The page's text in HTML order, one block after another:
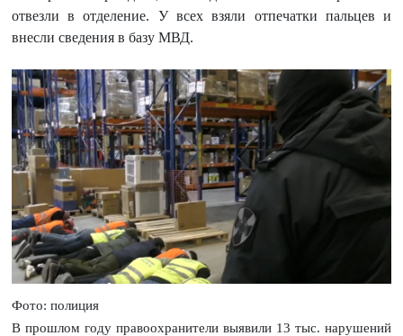
отвезли в отделение. У всех взяли отпечатки пальцев и
внесли сведения в базу МВД.
Фото: полиция
В прошлом году правоохранители выявили 13 тыс. нарушений